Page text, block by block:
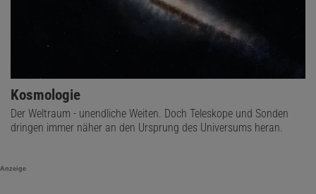
Kosmologie
Der Weltraum - unendliche Weiten. Doch Teleskope und Sonden
dringen immer näher an den Ursprung des Universums heran.
Anzeige